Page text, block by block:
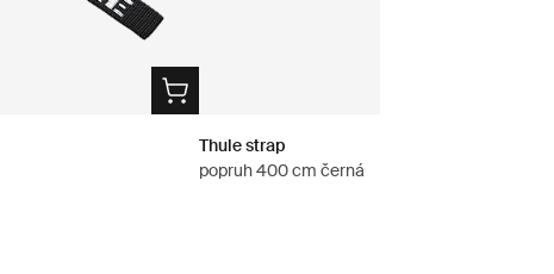
Thule strap
popruh 400 cm černá